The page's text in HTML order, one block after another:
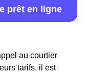
prêt en ligne
au courtier
tarifs, il est